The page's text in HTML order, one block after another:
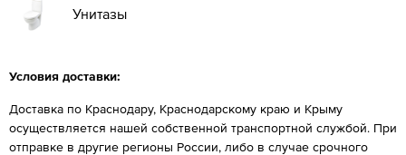
Унитазы
Условия доставки:
Доставка по Краснодару, Краснодарскому краю и Крыму
осуществляется нашей собственной транспортной службой. При
отправке в другие регионы России, либо в случае срочного